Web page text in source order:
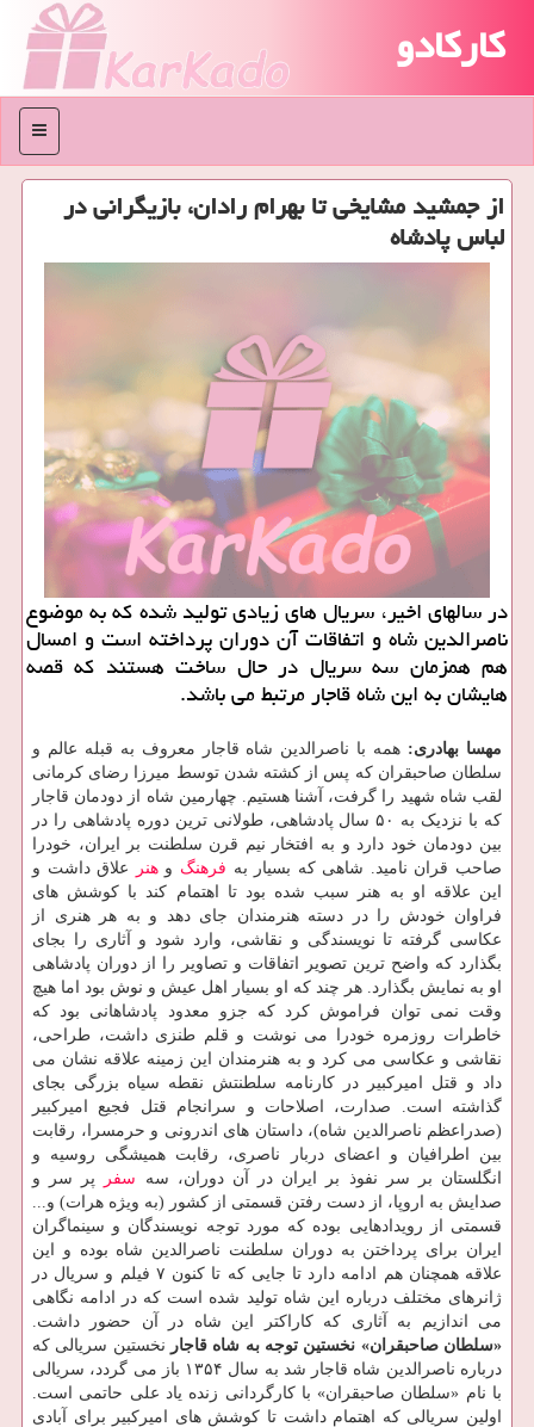
کارکادو
منو
از جمشید مشایخی تا بهرام رادان، بازیگرانی در
لباس پادشاه
در سالهای اخیر، سریال های زیادی تولید شده که به موضوع
ناصرالدین شاه و اتفاقات آن دوران پرداخته است و امسال
هم همزمان سه سریال در حال ساخت هستند که قصه
هایشان به این شاه قاجار مرتبط می باشد.
مهسا بهادری: همه با ناصرالدین شاه قاجار معروف به قبله عالم و
سلطان صاحبقران که پس از کشته شدن توسط میرزا رضای کرمانی
لقب شاه شهید را گرفت، آشنا هستیم. چهارمین شاه از دودمان قاجار
که با نزدیک به ۵۰ سال پادشاهی، طولانی ترین دوره پادشاهی را در
بین دودمان خود دارد و به افتخار نیم قرن سلطنت بر ایران، خودرا
صاحب قران نامید. شاهی که بسیار به فرهنگ وهنر
علاق داشت و
این علاقه او به هنر سبب شده بود تا اهتمام کند با کوشش های
فراوان خودش را در دسته هنرمندان جای دهد و به هر هنری از
عکاسی گرفته تا نویسندگی و نقاشی، وارد شود و آثاری را بجای
بگذارد که واضح ترین تصویر اتفاقات و تصاویر را از دوران پادشاهی
او به نمایش بگذارد. هر چند که او بسیار اهل عیش و نوش بود اما هیچ
وقت نمی توان فراموش کرد که جزو معدود پادشاهانی بود که
خاطرات روزمره خودرا می نوشت و قلم طنزی داشت، طراحی،
نقاشی و عکاسی می کرد و به هنرمندان این زمینه علاقه نشان می
داد و قتل امیرکبیر در کارنامه سلطنتش نقطه سیاه بزرگی بجای
گذاشته است. صدارت، اصلاحات و سرانجام قتل فجیع امیرکبیر
(صدراعظم ناصرالدین شاه)، داستان های اندرونی و حرمسرا، رقابت
بین اطرافیان و اعضای دربار ناصری، رقابت همیشگی روسیه و
انگلستان بر سر نفوذ بر ایران در آن دوران، سه سفر
پر سر و
صدایش به اروپا، از دست رفتن قسمتی از کشور (به ویژه هرات) و...
قسمتی از رویدادهایی بوده که مورد توجه نویسندگان و سینماگران
ایران برای پرداختن به دوران سلطنت ناصرالدین شاه بوده و این
علاقه همچنان هم ادامه دارد تا جایی که تا کنون ۷ فیلم و سریال در
ژانرهای مختلف درباره این شاه تولید شده است که در ادامه نگاهی
می اندازیم به آثاری که کاراکتر این شاه در آن حضور داشت.
«سلطان صاحبقران» نخستین توجه به شاه قاجار نخستین سریالی که
درباره ناصرالدین شاه قاجار شد به سال ۱۳۵۴ باز می گردد، سریالی
با نام «سلطان صاحبقران» با کارگردانی زنده یاد علی حاتمی است.
اولین سریالی که اهتمام داشت تا کوشش های امیرکبیر برای آبادی